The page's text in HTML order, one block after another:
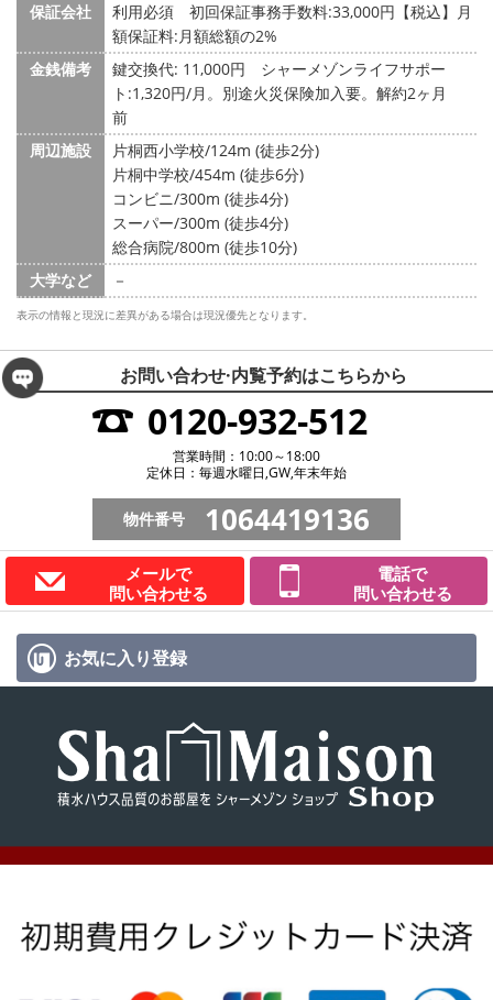
保証会社
利用必須 初回保証事務手数料:33,000円【税込】月
額保証料:月額総額の2%
金銭備考
鍵交換代: 11,000円
シャーメゾンライフサポー
ト:1,320円/月。別途火災保険加入要。解約2ヶ月
前
周辺施設
片桐西小学校/124m (徒歩2分)
片桐中学校/454m (徒歩6分)
コンビニ/300m (徒歩4分)
スーパー/300m (徒歩4分)
総合病院/800m (徒歩10分)
大学など
－
表示の情報と現況に差異がある場合は現況優先となります。
お問い合わせ·内覧予約はこちらから
0120-932-512
営業時間：10:00～18:00
定休日：毎週水曜日,GW,年末年始
物件番号 1064419136
メールで
問い合わせる
電話で
問い合わせる
お気に入り登録